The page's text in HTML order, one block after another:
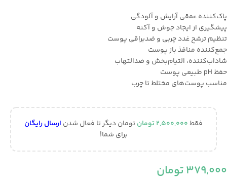
پاك‌كننده عمقي آرايش و آلودگی
پيشگيري از ايجاد جوش و آكنه
تنظيم ترشح غدد چربي و ضدبراقي پوست
جمع‌كننده منافذ باز پوست
شاداب‌كننده، التيام‌بخش و ضدالتهاب
حفظ pH طبيعي پوست
مناسب پوست‌هاي مختلط تا چرب
فقط2,500,000تومانتومان دیگر تا فعال شدن ارسال رایگان
برای شما!
379,000تومان